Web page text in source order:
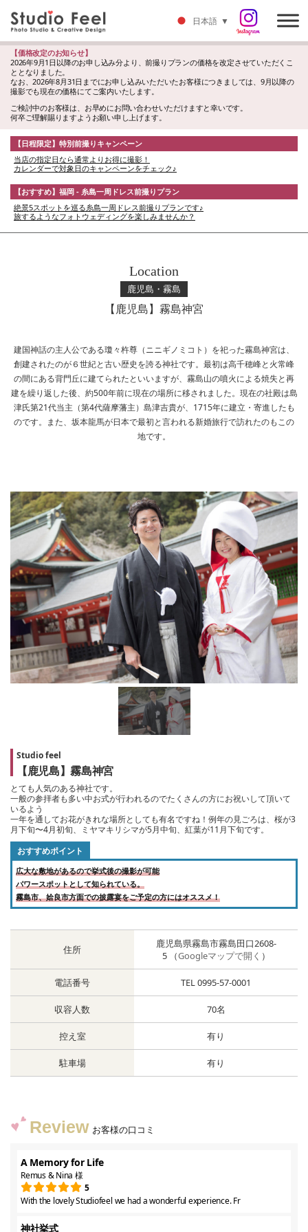
【価格改定のお知らせ】
2026年9月1日以降のお申し込み分より、前撮りプランの価格を改定させていただくこ
ととなりました。
なお、2026年8月31日までにお申し込みいただいたお客様につきましては、9月以降の
撮影でも現在の価格にてご案内いたします。
ご検討中のお客様は、お早めにお問い合わせいただけますと幸いです。
何卒ご理解賜りますようお願い申し上げます。
【日程限定】特別前撮りキャンペーン
当店の指定日なら通常よりお得に撮影！
カレンダーで対象日のキャンペーンをチェック♪
【おすすめ】福岡 - 糸島一周ドレス前撮りプラン
絶景5スポットを巡る糸島一周ドレス前撮りプランです♪
旅するようなフォトウェディングを楽しみませんか？
Location
鹿児島・霧島
【鹿児島】霧島神宮
建国神話の主人公である瓊々杵尊（ニニギノミコト）を祀った霧島神宮は、
創建されたのが６世紀と古い歴史を誇る神社です。最初は高千穂峰と火常峰
の間にある背門丘に建てられたといいますが、霧島山の噴火による焼失と再
建を繰り返した後、約500年前に現在の場所に移されました。現在の社殿は島
津氏第21代当主（第4代薩摩藩主）島津吉貴が、1715年に建立・寄進したも
のです。また、坂本龍馬が日本で最初と言われる新婚旅行で訪れたのもこの
地です。
Studio feel
【鹿児島】霧島神宮
とても人気のある神社です。
一般の参拝者も多い中お式が行われるのでたくさんの方にお祝いして頂いて
いるよう
一年を通してお花がきれな場所としても有名ですね！例年の見ごろは、桜が3
月下旬〜4月初旬、ミヤマキリシマが5月中旬、紅葉が11月下旬です。
おすすめポイント
広大な敷地があるので挙式後の撮影が可能
パワースポットとして知られている。
霧島市、姶良市方面での披露宴をご予定の方にはオススメ！
住所
鹿児島県霧島市霧島田口2608-
5 （Googleマップで開く ）
電話番号 TEL 0995-57-0001
収容人数 70名
控え室 有り
駐車場 有り
Review お客様の口コミ
A Memory for Life
Remus & Nina 様
5
With the lovely Studiofeel we had a wonderful experience. Fr
神社挙式
日本語 ▼